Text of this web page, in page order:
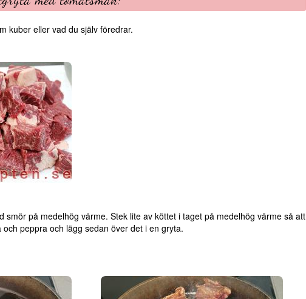
kuber eller vad du själv föredrar.
smör på medelhög värme. Stek lite av köttet i taget på medelhög värme så att
peppra och lägg sedan över det i en gryta.